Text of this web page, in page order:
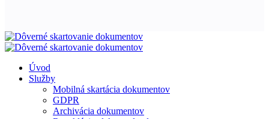
Úvod
Služby
Mobilná skartácia dokumentov
GDPR
Archivácia dokumentov